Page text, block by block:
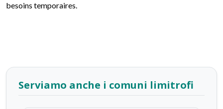
besoins temporaires.
Serviamo anche i comuni limitrofi